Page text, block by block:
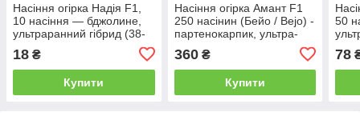
Насіння огірка Надія F1,
10 насіння — бджолине,
ультраранний гібрид (38-
18 ₴
Купити
Насіння огірка Амант F1
250 насінин (Бейо / Bejo) -
партенокарпик, ультра-
ранній гібрид (40-45 днів),
фасовка 01.2021, УЦІНКА
360₴
Купити
50
78